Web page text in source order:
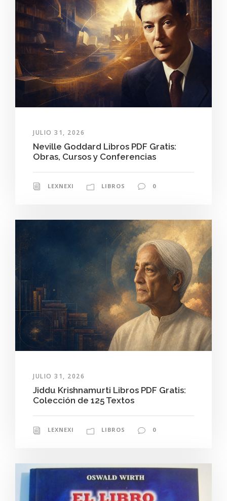
JULIO 31, 2026
Neville Goddard Libros PDF Gratis:
Obras, Cursos y Conferencias
LEXNEXI LIBROS 0
JULIO 31, 2026
Jiddu Krishnamurti Libros PDF Gratis:
Colección de 125 Textos
LEXNEXI LIBROS 0